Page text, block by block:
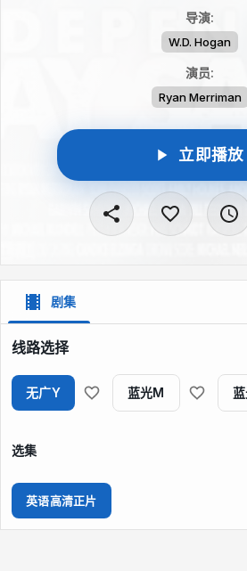
导演:
W.D. Hogan
演员:
Ryan Merriman
立即播放
剧集
线路选择
无广Y 蓝光M
选集
英语高清正片